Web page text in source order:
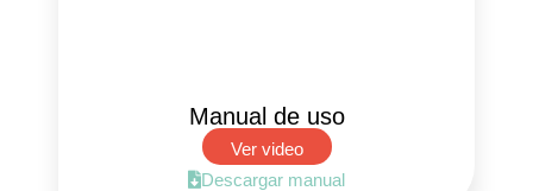
Manual de uso
Ver video
Descargar manual